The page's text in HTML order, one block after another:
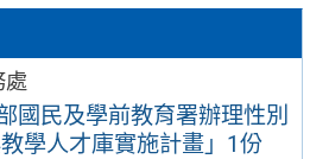
處
國民及學前教育署辦理性別
學人才庫實施計畫」1份